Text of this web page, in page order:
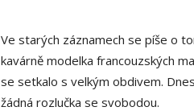
Ve starých záznamech se píše o
kavárně modelka francouzských
se setkalo s velkým obdivem.
žádná rozlučka se svobodou.